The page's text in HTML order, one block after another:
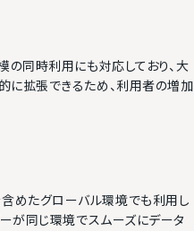
同時利用にも対応しており、大
に拡張できるため、利用者の増加
めたグローバル環境でも利用し
が同じ環境でスムーズにデータ